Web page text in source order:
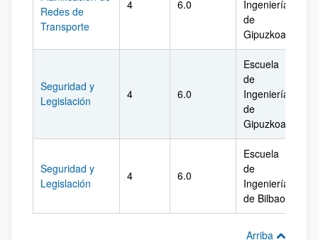
Redes de
Transporte
4 6.0
Ingeniería
de
Gipuzkoa
Seguridad y
Legislación
4 6.0
Escuela
de
Ingeniería
de
Gipuzkoa
Seguridad y
Legislación
4 6.0
Escuela
de
Ingeniería
de Bilbao
Arriba